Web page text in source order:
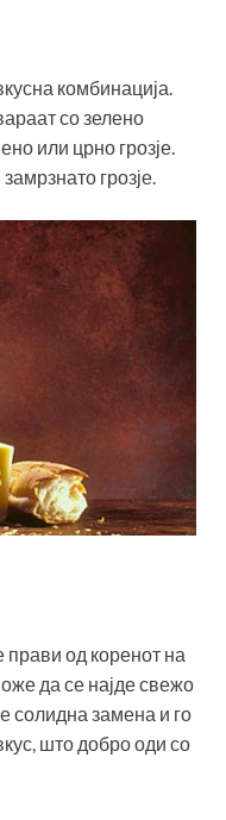
комбинација.
со зелено
или црно грозје.
грозје.
прави од коренот на
да се најде свежо
солидна замена и го
што добро оди со